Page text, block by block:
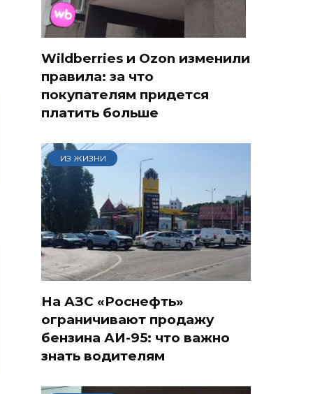
Wildberries и Ozon изменили
правила: за что
покупателям придется
платить больше
ИЗ ЖИЗНИ
На АЗС «Роснефть»
ограничивают продажу
бензина АИ-95: что важно
знать водителям